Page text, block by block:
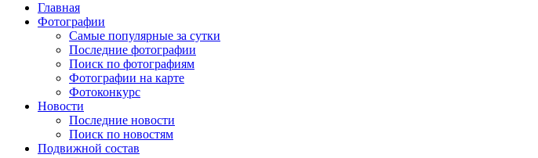
Главная
Фотографии
Cамые популярные за сутки
Последние фотографии
Поиск по фотографиям
Фотографии на карте
Фотоконкурс
Новости
Последние новости
Поиск по новостям
Подвижной состав